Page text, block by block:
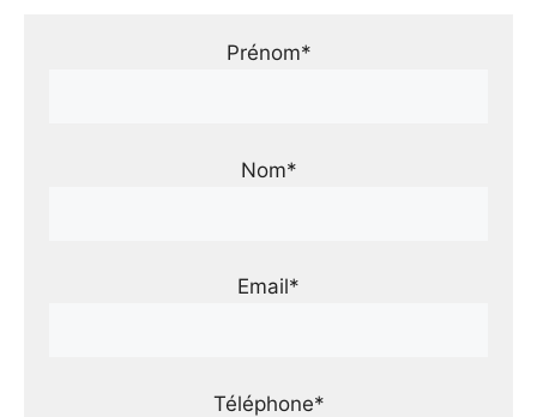
Prénom*
Nom*
Email*
Téléphone*